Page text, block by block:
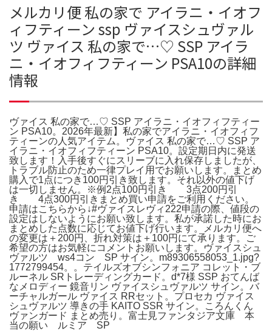
メルカリ便 私の家で アイラニ・イオフ
ィフティーン ssp ヴァイスシュヴァル
ツ ヴァイス 私の家で…♡ SSP アイラ
ニ・イオフィフティーン PSA10の詳細
情報
ヴァイス 私の家で…♡ SSP アイラニ・イオフィフティー
ン PSA10。2026年最新】私の家でアイラニ・イオフィフ
ティーンの人気アイテム。ヴァイス 私の家で…♡ SSP ア
イラニ・イオフィフティーン PSA10。設定期日内に発送
致します！入手後すぐにスリーブに入れ保存しましたが、
トラブル防止のため一律プレイ用でお願いします。まとめ
購入で1点につき100円引き致します。それ以外の値下げ
は一切しません。※例2点100円引き 3点200円引
き 4点300円引きまとめ買い申請をご利用ください。
申請はこちらから↓#ヴァイスレヴィ222申請の際、値段の
設定はしないようにお願い致します。私が承諾した時にお
まとめした点数に応じてお値下げ行います。メルカリ便へ
の変更は＋200円、折れ対策は＋100円にて承ります。ご
希望の方はお気軽にコメントお願いします。ヴァイスシュ
ヴァルツ ws4コン SP サイン。m89306558053_1.jpg?
1772799454。。テイルズオブシンフォニア コレット・ブ
ルーネル SRトレーディングカード。d*7様 SSP おてんば
なメロディー 鏡音リン ヴァイスシュヴァルツ サイン。バ
ーチャルガール ヴァイス RRセット。プロセカ ヴァイス
シュヴァルツ 導きの手 KAITO SSR サイン。ころんくん
ヴァンガード まとめ売り。富士見ファンタジア文庫 本
当の願い ルミア SP